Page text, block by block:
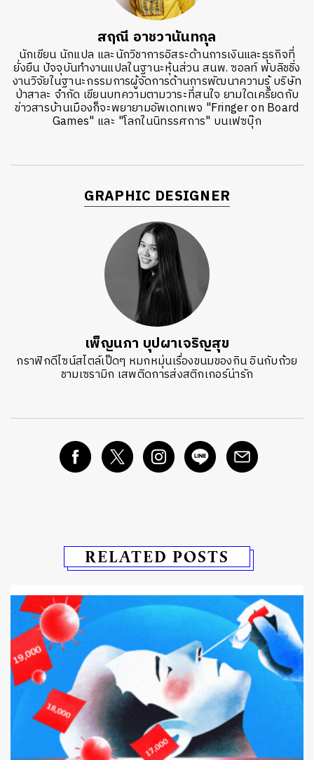
สฤณี อาชวานันทกุล
นักเขียน นักแปล และนักวิชาการอิสระด้านการเงินและธุรกิจที่
ยั่งยืน ปัจจุบันทำงานแปลในฐานะหุ้นส่วน สนพ. ซอลท์ พับลิชชิ่ง
งานวิจัยในฐานะกรรมการผู้จัดการด้านการพัฒนาความรู้ บริษัท
ป่าสาละ จำกัด เขียนบทความตามวาระที่สนใจ ยามใดเครียดกับ
ข่าวสารบ้านเมืองก็จะพยายามอัพเดทเพจ "Fringer on Board
Games" และ "โลกในนิทรรศการ" บนเฟซบุ๊ก
GRAPHIC DESIGNER
เพ็ญนภา บุปผาเจริญสุข
กราฟิกดีไซน์สไตล์เป็ดๆ หมกหมุ่นเรื่องขนมของกิน อินกับถ้วย
ชามเซรามิก เสพติดการส่งสติกเกอร์น่ารัก
RELATED POSTS